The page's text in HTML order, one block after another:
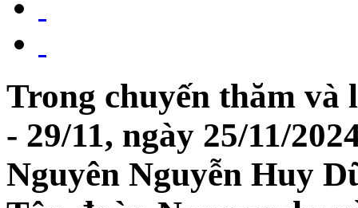
Trong chuyến thăm và
- 29/11, ngày 25/11/
Nguyên Nguyễn Huy